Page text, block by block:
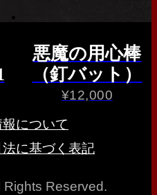
悪魔の用心棒
（釘バット）
¥12,000
について
に基づく表記
Reserved.